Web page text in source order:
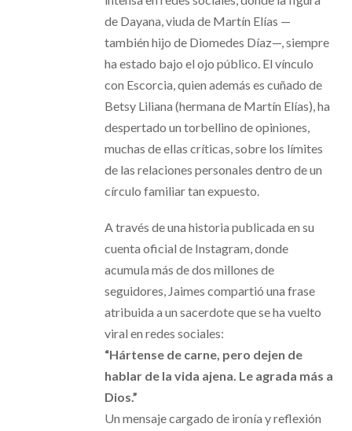
de Dayana, viuda de Martín Elías —
también hijo de Diomedes Díaz—, siempre
ha estado bajo el ojo público. El vínculo
con Escorcia, quien además es cuñado de
Betsy Liliana (hermana de Martín Elías), ha
despertado un torbellino de opiniones,
muchas de ellas críticas, sobre los límites
de las relaciones personales dentro de un
círculo familiar tan expuesto.
A través de una historia publicada en su
cuenta oficial de Instagram, donde
acumula más de dos millones de
seguidores, Jaimes compartió una frase
atribuida a un sacerdote que se ha vuelto
viral en redes sociales:
“Hártense de carne, pero dejen de
hablar de la vida ajena. Le agrada más a
Dios.”
Un mensaje cargado de ironía y reflexión